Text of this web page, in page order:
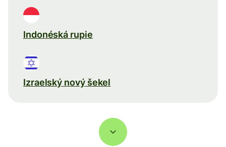
Indonéská rupie
Izraelský nový šekel